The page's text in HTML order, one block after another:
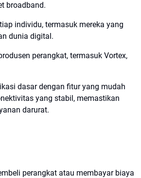
broadband.
individu, termasuk mereka yang
dunia digital.
perangkat, termasuk Vortex,
dasar dengan fitur yang mudah
yang stabil, memastikan
darurat.
perangkat atau membayar biaya